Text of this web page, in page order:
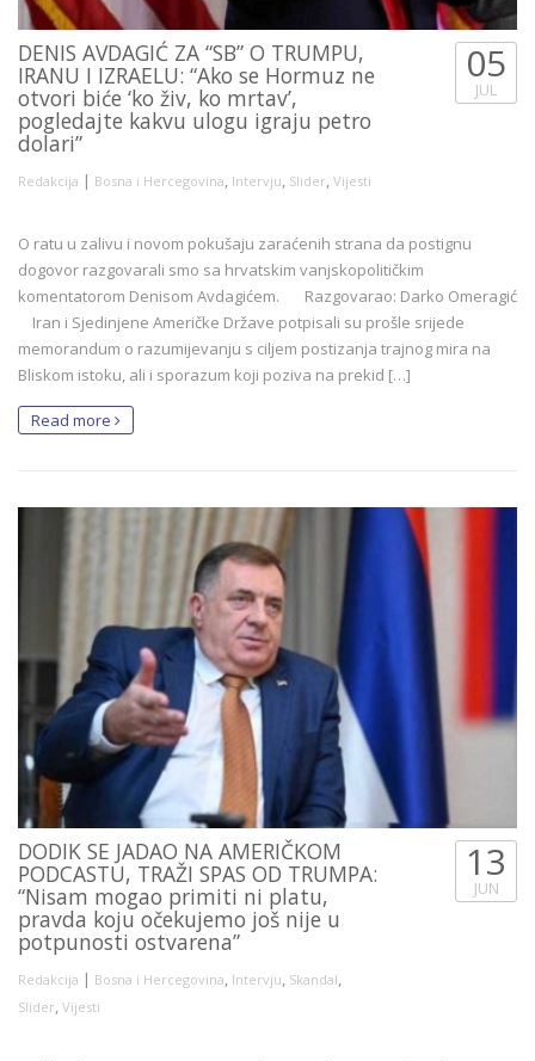
DENIS AVDAGIĆ ZA “SB” O TRUMPU,
IRANU I IZRAELU: “Ako se Hormuz ne
otvori biće ‘ko živ, ko mrtav’,
pogledajte kakvu ulogu igraju petro
dolari”
Redakcija | Bosna i Hercegovina, Intervju, Slider, Vijesti
05
JUL
O ratu u zalivu i novom pokušaju zaraćenih strana da postignu
dogovor razgovarali smo sa hrvatskim vanjskopolitičkim
komentatorom Denisom Avdagićem. Razgovarao: Darko Omeragić
Iran i Sjedinjene Američke Države potpisali su prošle srijede
memorandum o razumijevanju s ciljem postizanja trajnog mira na
Bliskom istoku, ali i sporazum koji poziva na prekid […]
Read more
DODIK SE JADAO NA AMERIČKOM
PODCASTU, TRAŽI SPAS OD TRUMPA:
“Nisam mogao primiti ni platu,
pravda koju očekujemo još nije u
potpunosti ostvarena”
Redakcija | Bosna i Hercegovina, Intervju, Skandal,
Slider, Vijesti
13
JUN